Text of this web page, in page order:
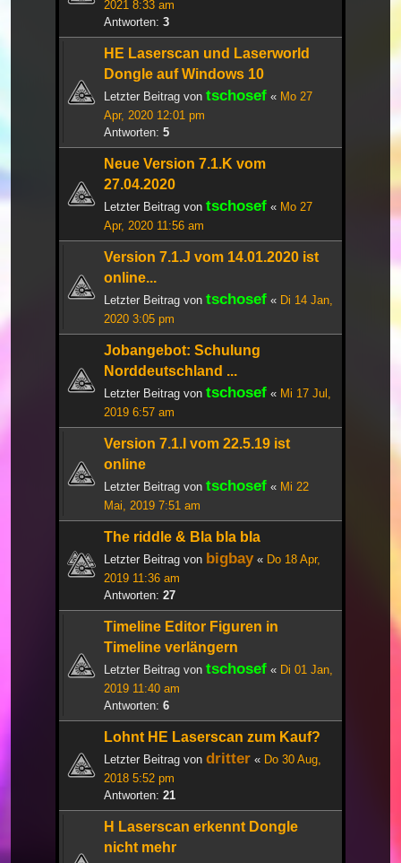
2021 8:33 am
Antworten: 3
HE Laserscan und Laserworld
Dongle auf Windows 10
Letzter Beitrag von tschosef « Mo 27
Apr, 2020 12:01 pm
Antworten: 5
Neue Version 7.1.K vom
27.04.2020
Letzter Beitrag von tschosef « Mo 27
Apr, 2020 11:56 am
Version 7.1.J vom 14.01.2020 ist
online...
Letzter Beitrag von tschosef « Di 14 Jan,
2020 3:05 pm
Jobangebot: Schulung
Norddeutschland ...
Letzter Beitrag von tschosef « Mi 17 Jul,
2019 6:57 am
Version 7.1.I vom 22.5.19 ist
online
Letzter Beitrag von tschosef « Mi 22
Mai, 2019 7:51 am
The riddle & Bla bla bla
Letzter Beitrag von bigbay« Do 18 Apr,
2019 11:36 am
Antworten: 27
Timeline Editor Figuren in
Timeline verlängern
Letzter Beitrag von tschosef « Di 01 Jan,
2019 11:40 am
Antworten: 6
Lohnt HE Laserscan zum Kauf?
Letzter Beitrag von dritter « Do 30 Aug,
2018 5:52 pm
Antworten: 21
H Laserscan erkennt Dongle
nicht mehr